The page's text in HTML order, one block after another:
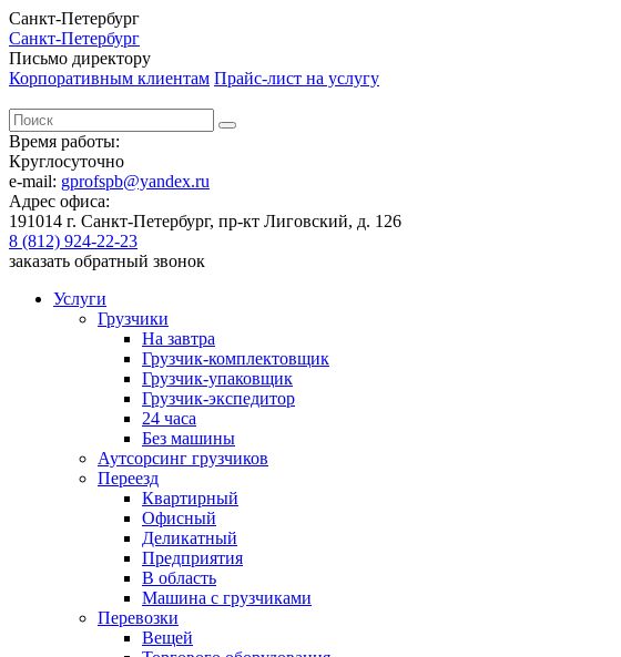
Санкт-Петербург
Санкт-Петербург
Письмо директору
Корпоративным клиентам Прайс-лист на услугу
Время работы:
Круглосуточно
e-mail: gprofspb@yandex.ru
Адрес офиса:
191014 г. Санкт-Петербург, пр-кт Лиговский, д. 126
8 (812) 924-22-23
заказать обратный звонок
Услуги
Грузчики
На завтра
Грузчик-комплектовщик
Грузчик-упаковщик
Грузчик-экспедитор
24 часа
Без машины
Аутсорсинг грузчиков
Переезд
Квартирный
Офисный
Деликатный
Предприятия
В область
Машина с грузчиками
Перевозки
Вещей